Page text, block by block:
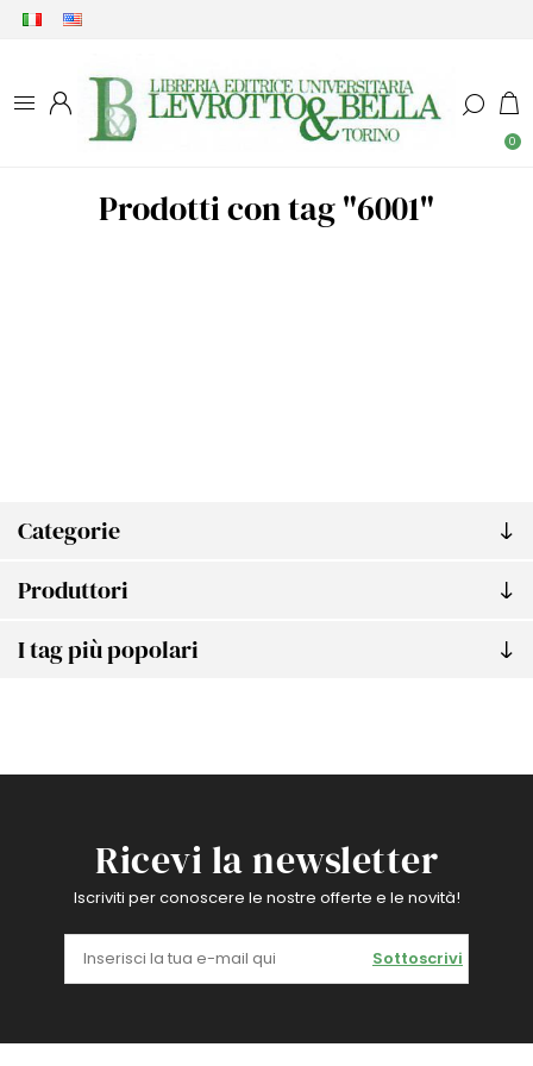
0
Categorie
Produttori
I tag più popolari
Prodotti con tag "6001"
Ricevi la newsletter
Iscriviti per conoscere le nostre offerte e le novità!
Sottoscrivi